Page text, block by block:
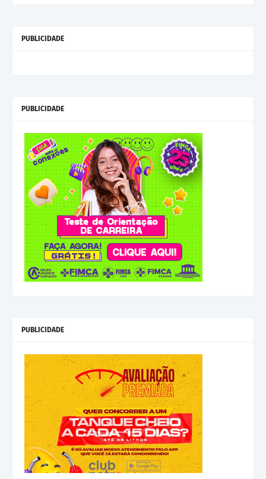
PUBLICIDADE
PUBLICIDADE
PUBLICIDADE